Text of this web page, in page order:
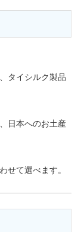
タイシルク製品
日本へのお土産
せて選べます。